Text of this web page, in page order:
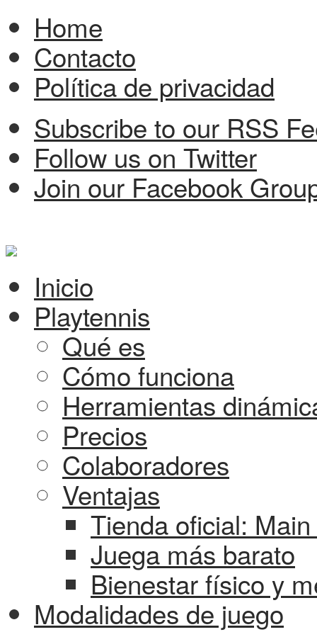
Home
Contacto
Política de privacidad
Subscribe to our RSS
Follow us on Twitter
Join our Facebook
Inicio
Playtennis
Qué es
Cómo funciona
Herramientas
Precios
Colaboradores
Ventajas
Tienda oficial:
Juega más barato
Bienestar físico y
Modalidades de juego